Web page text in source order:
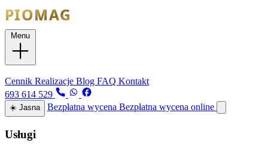
Cennik Realizacje Blog FAQ Kontakt
693 614 529
☀️ Jasna Bezpłatna wycena Bezpłatna wycena online
Usługi